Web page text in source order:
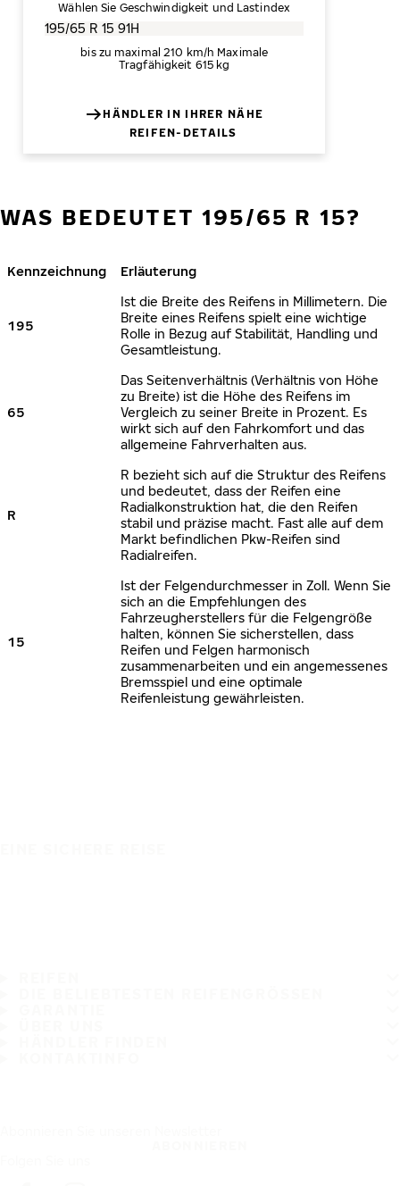
Wählen Sie Geschwindigkeit und Lastindex
bis zu maximal 210 km/h Maximale
Tragfähigkeit 615 kg
HÄNDLER IN IHRER NÄHE
REIFEN-DETAILS
WAS BEDEUTET 195/65 R 15?
Kennzeichnung Erläuterung
195
Ist die Breite des Reifens in Millimetern. Die
Breite eines Reifens spielt eine wichtige
Rolle in Bezug auf Stabilität, Handling und
Gesamtleistung.
65
Das Seitenverhältnis (Verhältnis von Höhe
zu Breite) ist die Höhe des Reifens im
Vergleich zu seiner Breite in Prozent. Es
wirkt sich auf den Fahrkomfort und das
allgemeine Fahrverhalten aus.
R
R bezieht sich auf die Struktur des Reifens
und bedeutet, dass der Reifen eine
Radialkonstruktion hat, die den Reifen
stabil und präzise macht. Fast alle auf dem
Markt befindlichen Pkw-Reifen sind
Radialreifen.
15
Ist der Felgendurchmesser in Zoll. Wenn Sie
sich an die Empfehlungen des
Fahrzeugherstellers für die Felgengröße
halten, können Sie sicherstellen, dass
Reifen und Felgen harmonisch
zusammenarbeiten und ein angemessenes
Bremsspiel und eine optimale
Reifenleistung gewährleisten.